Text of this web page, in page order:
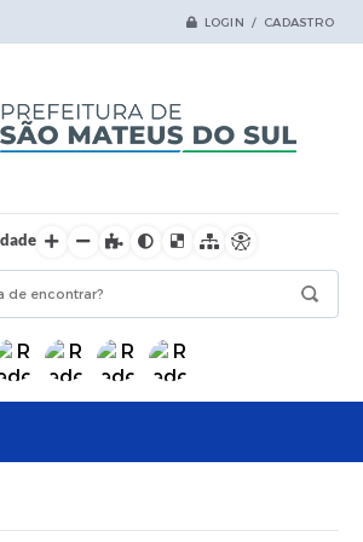
LOGIN / CADASTRO